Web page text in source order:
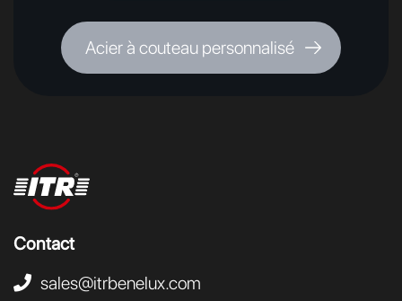
Acier à couteau personnalisé
Contact
sales@itrbenelux.com